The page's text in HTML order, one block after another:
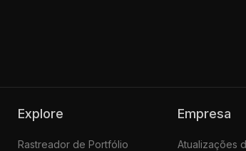
Explore
Rastreador de Portfólio
Empresa
Atualizações